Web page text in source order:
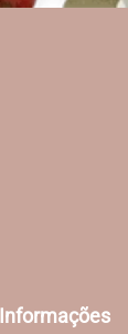
Informações